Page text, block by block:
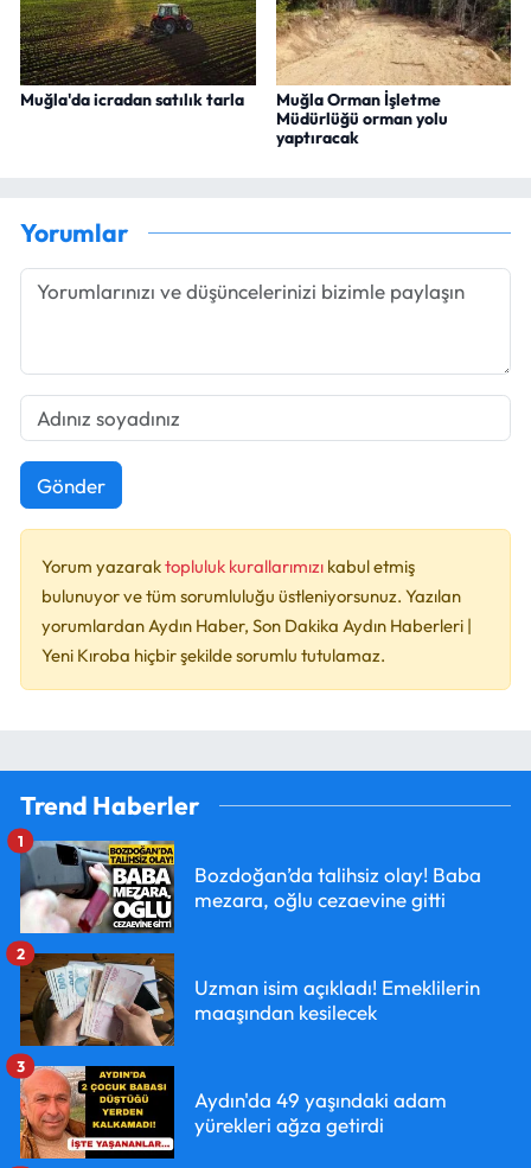
Muğla'da icradan satılık tarla
Muğla Orman İşletme
Müdürlüğü orman yolu
yaptıracak
Yorumlar
Gönder
Yorum yazaraktopluluk kurallarımızı kabul etmiş
bulunuyor ve tüm sorumluluğu üstleniyorsunuz. Yazılan
yorumlardan Aydın Haber, Son Dakika Aydın Haberleri |
Yeni Kıroba hiçbir şekilde sorumlu tutulamaz.
Trend Haberler
Bozdoğan’da talihsiz olay! Baba
mezara, oğlu cezaevine gitti
1
Uzman isim açıkladı! Emeklilerin
maaşından kesilecek
2
Aydın'da 49 yaşındaki adam
yürekleri ağza getirdi
3